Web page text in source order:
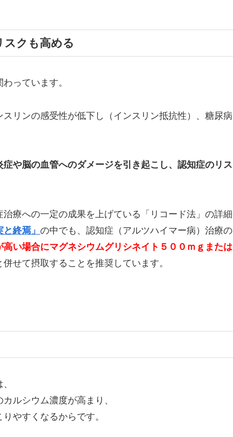
スクも高める
っています。
リンの感受性が低下し（インスリン抵抗性）、糖尿病
症や脳の血管へのダメージを引き起こし、認知症のリス
療への一定の成果を上げている「リコード法」の詳細
終焉」 の中でも、認知症（アルツハイマー病）治療の
い場合にマグネシウムグリシネイト５００ｍｇまたは
せて摂取することを推奨しています。
ルシウム濃度が高まり、
やすくなるからです。